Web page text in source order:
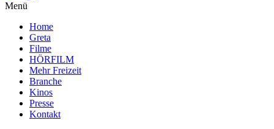
Menü
Home
Greta
Filme
HÖRFILM
Mehr Freizeit
Branche
Kinos
Presse
Kontakt